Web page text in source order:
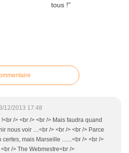
12/2013 17:48
/> <br /> <br /> Mais faudra quand
nous voir ....<br /> <br /> <br /> Parce
certes, mais Marseille .......<br /> <br />
/> The Webmestre<br />